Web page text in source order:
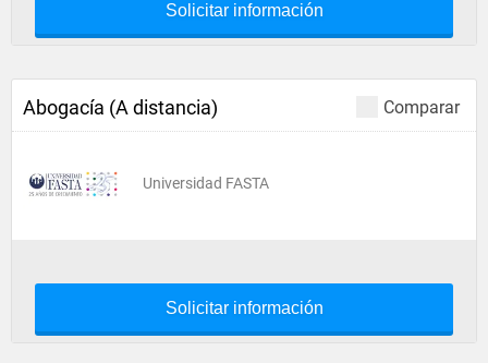
Solicitar información
Comparar
Abogacía (A distancia)
Universidad FASTA
Solicitar información